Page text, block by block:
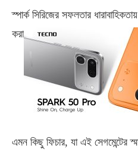
স্পার্ক সিরিজের সফলতার
করা
এমন কিছু ফিচার, যা এই সেগমেন্টের